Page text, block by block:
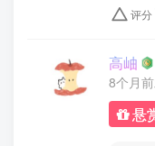
评分
高岫
8个月
悬